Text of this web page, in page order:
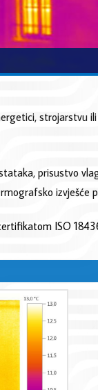
strojarstvu
prisustvo
izvješće
ISO